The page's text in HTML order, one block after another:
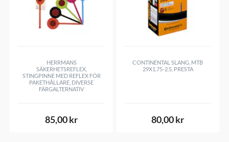
HERRMANS
SÄKERHETSREFLEX,
STINGPINNE MED REFLEX FÖR
PAKETHÅLLARE, DIVERSE
FÄRGALTERNATIV
85,00 kr
CONTINENTAL SLANG, MTB
29X1.75-2.5, PRESTA
80,00 kr